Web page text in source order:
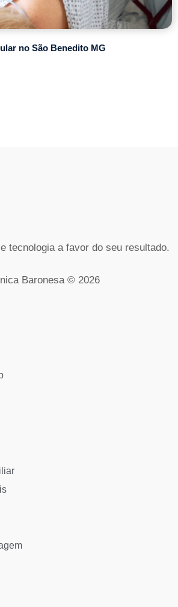
no São Benedito MG
tecnologia a favor do seu resultado.
Baronesa © 2026